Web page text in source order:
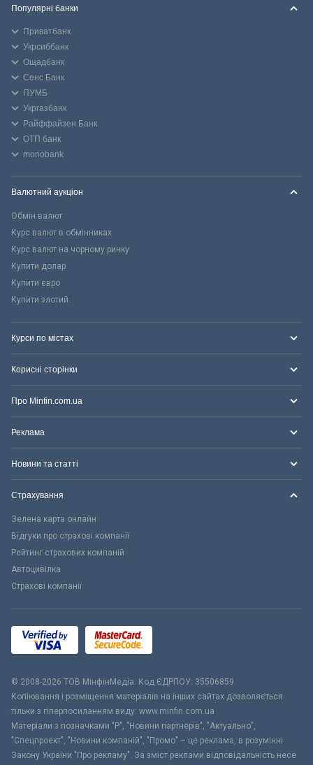
Популярні банки
Приватбанк
Укрсиббанк
Ощадбанк
Сенс Банк
ПУМБ
Укргазбанк
Райффайзен Банк
ОТП банк
monobank
Валютний аукціон
Обмін валют
Курс валют в обмінниках
Курс валют на чорному ринку
Купити долар
Купити євро
Купити злотий
Курси по містах
Корисні сторінки
Про Minfin.com.ua
Реклама
Новини та статті
Страхування
Зелена карта онлайн
Відгуки про страхові компанії
Рейтинг страхових компаній
Автоцивілка
Страхові компанії
© 2008-2026 ТОВ МiнфiнМедiа. Код ЄДРПОУ: 35506859
Копіювання і розміщення матеріалів на інших сайтах дозволяється
тільки з гіперпосиланням виду: www.minfin.com.ua
Матеріали з позначками "Р", "Новини партнерів", "Актуально",
"Спецпроект", "Новини компаній", "Промо" – це реклама, в розумінні
Закону України "Про рекламу". За зміст реклами відповідальність несе